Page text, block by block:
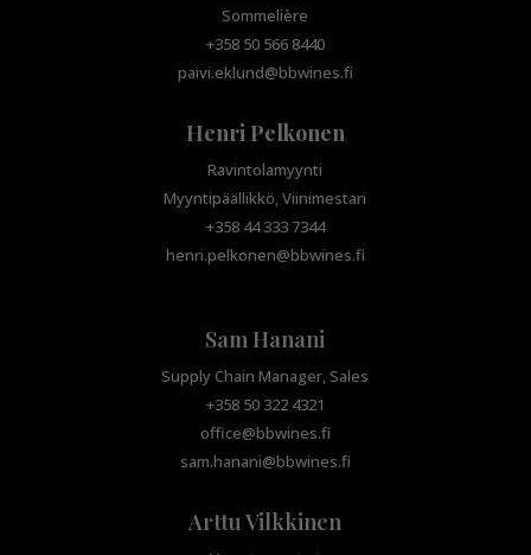
Sommelière
+358 50 566 8440
paivi.eklund@bbwines.fi
Henri Pelkonen
Ravintolamyynti
Myyntipäällikkö, Viinimestari
+358 44 333 7344
henri.pelkonen@bbwines.fi
Sam Hanani
Supply Chain Manager, Sales
+358 50 322 4321
office@bbwines.fi
sam.hanani@bbwines.fi
Arttu Vilkkinen